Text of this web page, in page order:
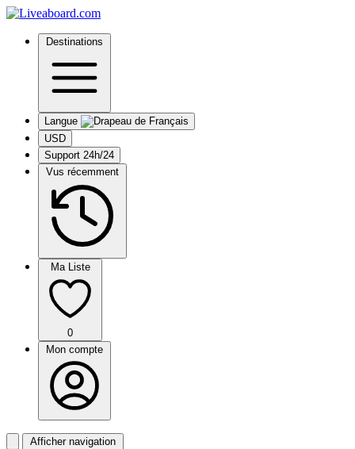
Destinations
Langue
USD
Support 24h/24
Vus récemment
Ma Liste
0
Mon compte
Afficher navigation